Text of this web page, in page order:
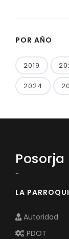
POR AÑO
2019
2024
Posorja
-
LA
Autoridad
PDOT